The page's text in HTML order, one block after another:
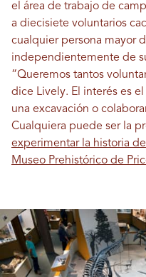
el área de trabajo de
a diecisiete voluntarios
cualquier persona mayor
independientemente de
“Queremos tantos
dice Lively. El interés es
una excavación o
Cualquiera puede ser la
experimentar la historia
Museo Prehistórico de